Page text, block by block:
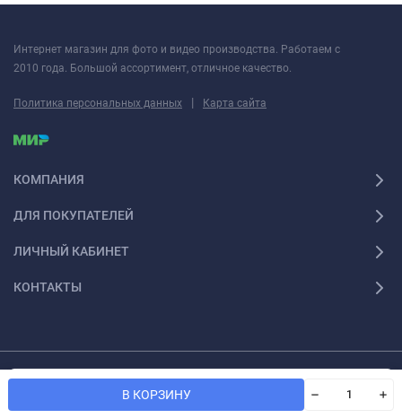
В КОРЗИНУ
Интернет магазин для фото и видео производства. Работаем с
2010 года. Большой ассортимент, отличное качество.
Политика персональных данных | Карта сайта
КОМПАНИЯ
ДЛЯ ПОКУПАТЕЛЕЙ
ЛИЧНЫЙ КАБИНЕТ
КОНТАКТЫ
© 2026 Fotoshesha. Все права защищены